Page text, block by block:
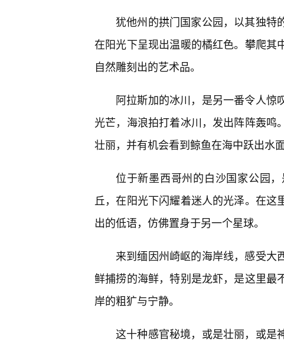
犹他州的拱门国家公园，以其独特
在阳光下呈现出温暖的橘红色。攀爬其
自然雕刻出的艺术品。
阿拉斯加的冰川，是另一番令人惊
光芒，海浪拍打着冰川，发出阵阵轰
壮丽，并有机会看到鲸鱼在海中跃出水面
位于新墨西哥州的白沙国家公园
丘，在阳光下闪耀着迷人的光泽。在
出的低语，仿佛置身于另一个星球。
来到缅因州崎岖的海岸线，感受大
鲜捕捞的海鲜，特别是龙虾，是这里
岸的粗犷与宁静。
这十种感官秘境，或是壮丽，或是